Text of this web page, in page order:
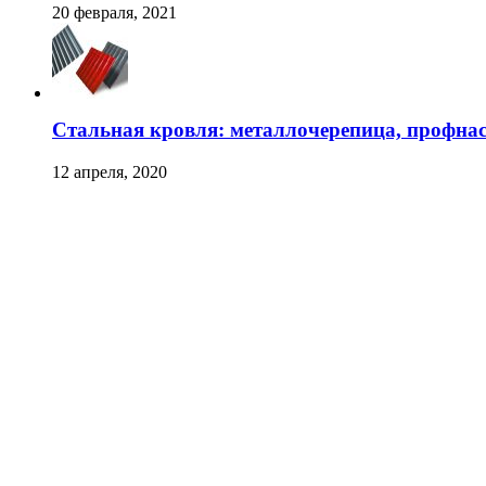
20 февраля, 2021
Стальная кровля: металлочерепица,
12 апреля, 2020